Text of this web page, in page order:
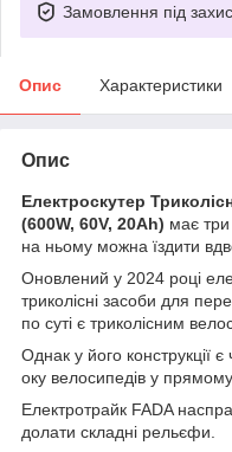
Замовлення під
Опис Характеристики
Опис
Електроскутер
(600W, 60V, 20Ah) має
на ньому можна їздити
Оновлений у 2024 році
триколісні засоби для
по суті є триколісним
Однак у його конструкції
оку велосипедів у
Електротрайк FADA
долати складні рельєфи.